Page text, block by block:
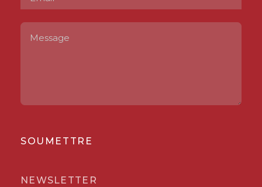
SOUMETTRE
NEWSLETTER